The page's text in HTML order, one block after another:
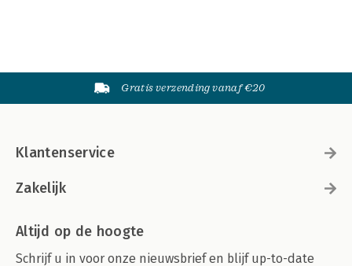
Gratis verzending vanaf €20
Klantenservice
Zakelijk
Altijd op de hoogte
Schrijf u in voor onze nieuwsbrief en blijf up-to-date